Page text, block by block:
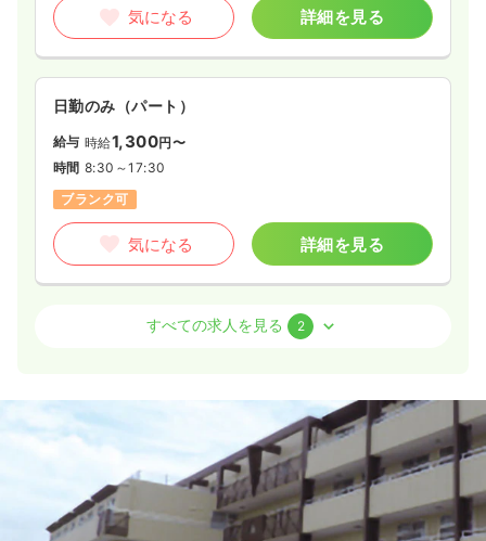
気になる 詳細を見る
日勤のみ（パート）
給与 時給1,300円〜
時間 8:30～17:30
ブランク可
気になる 詳細を見る
正・准看護師
8:30～19:30
4週8休以上
ブランク可
気になる 詳細を見る
すべての求人を見る 2